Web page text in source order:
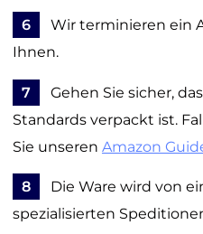
6
Wir terminieren ein
Ihnen.
7
Gehen Sie sicher,
Standards verpackt ist.
Sie unseren Amazon
8
Die Ware wird von
spezialisierten